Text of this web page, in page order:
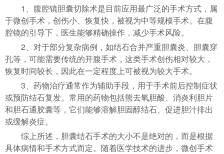
1、腹腔镜胆囊切除术是目前应用最广泛的手术方式，属
于微创手术，创伤小、恢复快，被视为中等规模手术。在腹
腔镜的引导下，医生能够精确操作，减少手术风险。
2、对于部分复杂病例，如结石合并严重胆囊炎、胆囊穿
孔等，可能需要传统的开腹手术，这类手术创伤相对较大，
恢复时间较长，因此在一定程度上可被视为较大手术。
3、药物治疗通常作为辅助手段，用于手术前后控制症状
或预防结石复发。常用的药物包括熊去氧胆酸、消炎利胆片
和胆石通胶囊等，它们能够溶解胆固醇结石、促进胆汁排出
或缓解炎症。
综上所述，胆囊结石手术的大小不是绝对的，而是根据
具体病情和手术方式而定。随着医学技术的进步，微创手术